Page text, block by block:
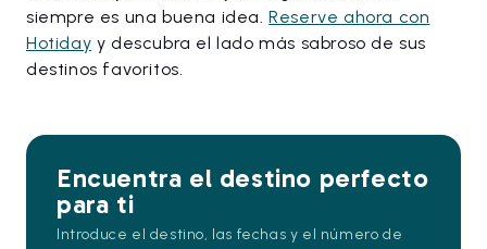
siempre es una buena idea.Reserve ahora con
Hotiday y descubra el lado más sabroso de sus
destinos favoritos.
Encuentra el destino perfecto
para ti
Introduce el destino, las fechas y el número de